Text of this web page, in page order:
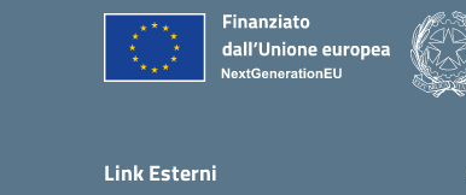
Link Esterni